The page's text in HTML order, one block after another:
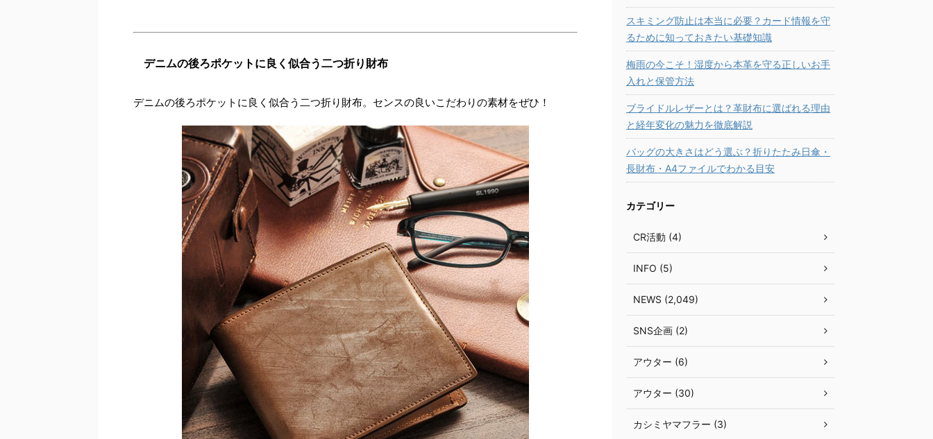
デニムの後ろポケットに良く似合う二つ折り財布
デニムの後ろポケットに良く似合う二つ折り財布。センスの良いこだわりの素材をぜひ！
スキミング防止は本当に必要？カード情報を守
るために知っておきたい基礎知識
梅雨の今こそ！湿度から本革を守る正しいお手
入れと保管方法
ブライドルレザーとは？革財布に選ばれる理由
と経年変化の魅力を徹底解説
バッグの大きさはどう選ぶ？折りたたみ日傘・
長財布・A4ファイルでわかる目安
カテゴリー
CR活動 (4)
INFO (5)
NEWS (2,049)
SNS企画 (2)
アウター (6)
アウター (30)
カシミヤマフラー (3)